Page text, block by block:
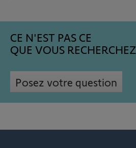
CE N'EST PAS CE
QUE VOUS RECHERCHEZ
Posez votre question